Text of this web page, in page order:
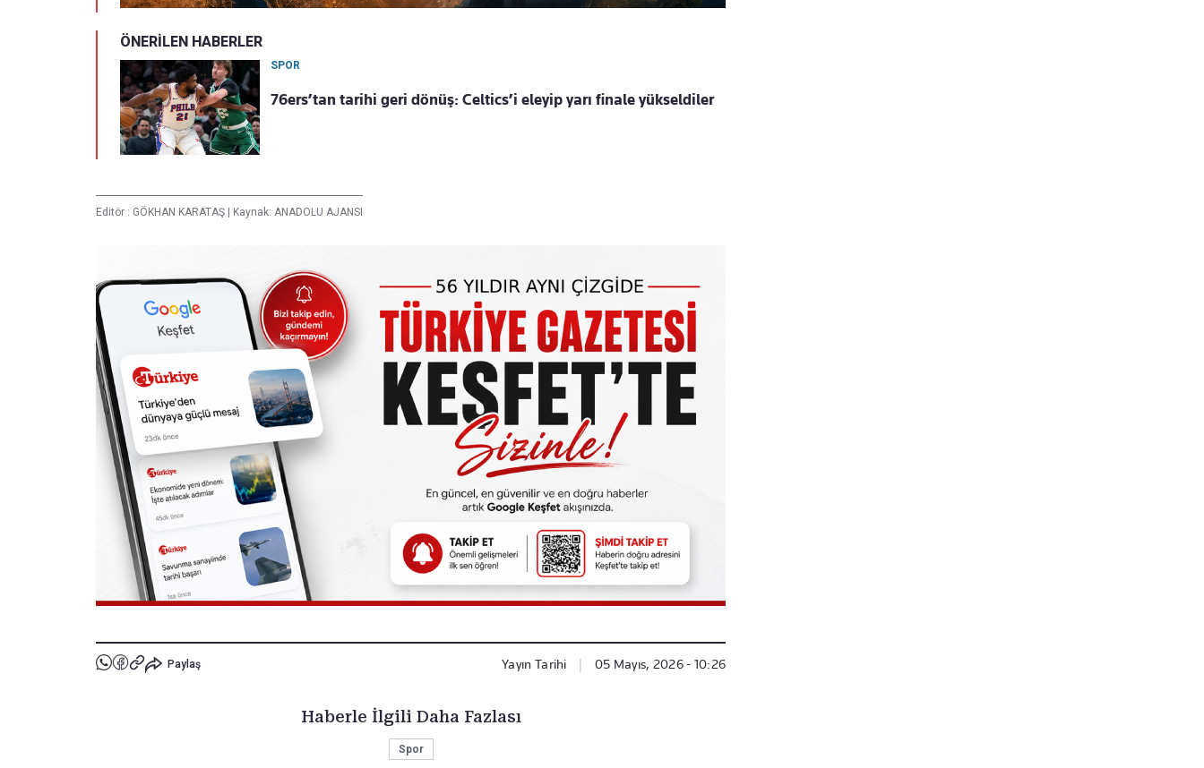
ÖNERİLEN HABERLER
SPOR
76ers’tan tarihi geri dönüş: Celtics’i eleyip yarı finale yükseldiler
Editör : GÖKHAN KARATAŞ Kaynak: ANADOLU AJANSI
Paylaş Yayın Tarihi 05 Mayıs, 2026 - 10:26
Haberle İlgili Daha Fazlası
Spor